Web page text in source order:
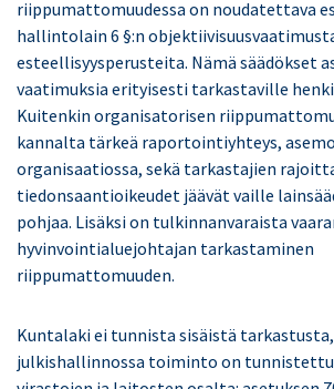
riippumattomuudessa on noudatettava
hallintolain 6 §:n
esteellisyysperusteita. Nämä säädökset
vaatimuksia erityisesti tarkastaville
Kuitenkin organisatorisen
kannalta tärkeä raportointiyhteys,
organisaatiossa, sekä tarkastajien
tiedonsaantioikeudet jäävät vaille
pohjaa. Lisäksi on tulkinnanvaraista
hyvinvointialuejohtajan tarkastaminen
riippumattomuuden.
Kuntalaki ei tunnista sisäistä
julkishallinnossa toiminto on